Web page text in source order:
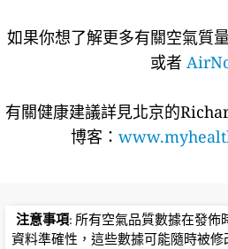
如果你想了解更多有關空氣質
或者
有關健康建議詳​​見北京的
博客：
注意事項: 所有空氣品質數據在發
資料準確性，這些數據可能隨時被修